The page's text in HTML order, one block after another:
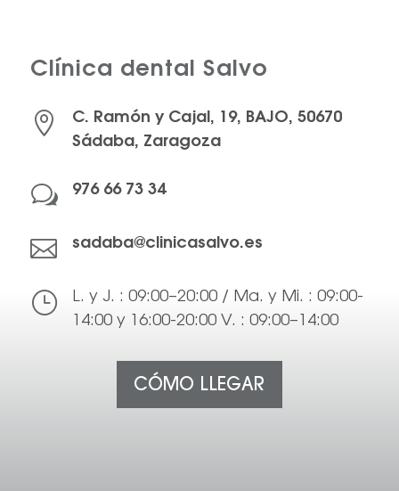
Clínica dental Salvo

C. Ramón y Cajal, 19, BAJO, 50670
Sádaba, Zaragoza
w 976 66 73 34
 sadaba@clinicasalvo.es
}
L. y J. : 09:00–20:00 / Ma. y Mi. : 09:00-
14:00 y 16:00-20:00 V. : 09:00–14:00
CÓMO LLEGAR